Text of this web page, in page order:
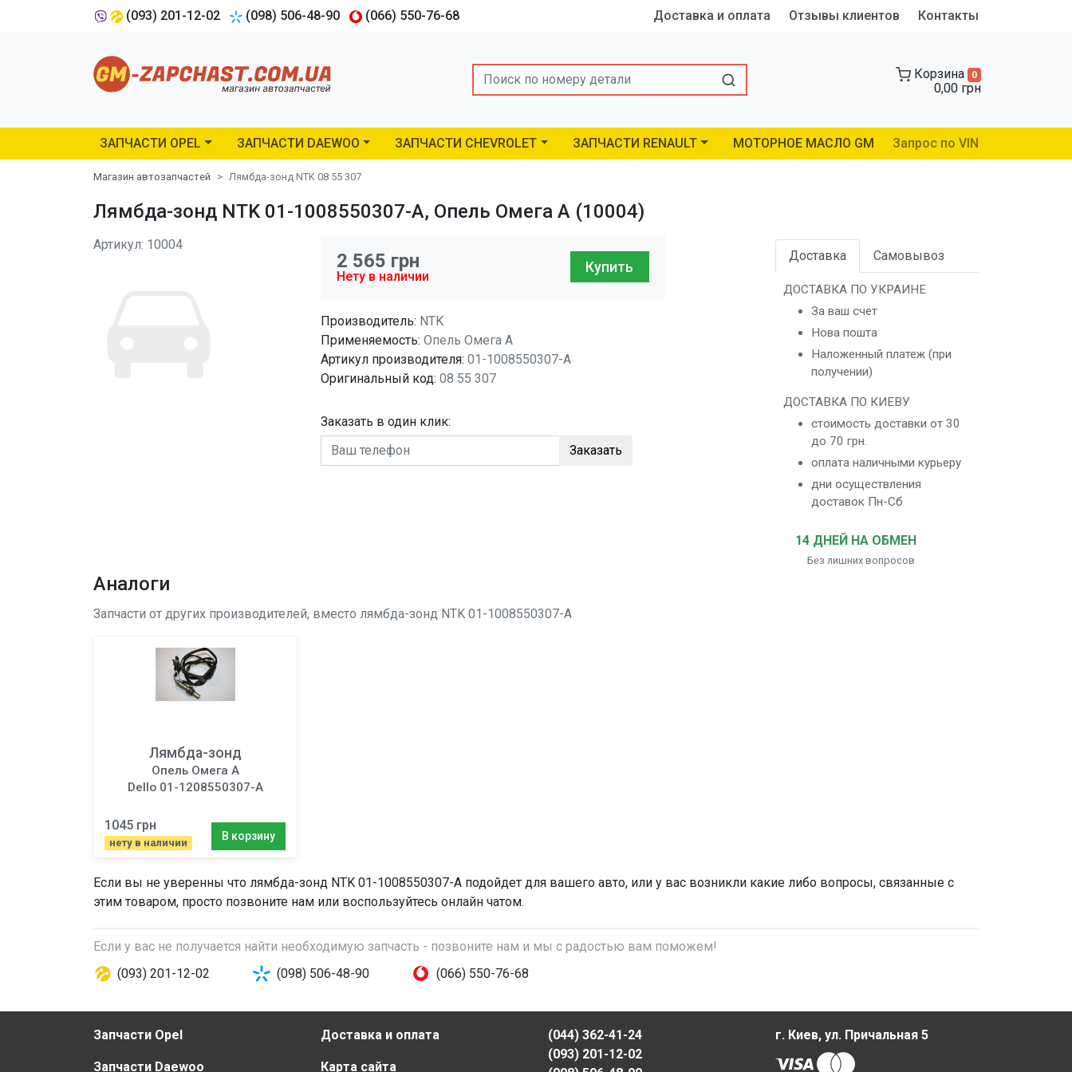
(093) 201-12-02 (098) 506-48-90 (066) 550-76-68 Доставка и оплата Отзывы клиентов Контакты
Search Корзина 0
0,00 грн
ЗАПЧАСТИ OPEL ЗАПЧАСТИ DAEWOO ЗАПЧАСТИ CHEVROLET ЗАПЧАСТИ RENAULT МОТОРНОЕ МАСЛО GM Запрос по VIN
Магазин автозапчастей Лямбда-зонд NTK 08 55 307
Лямбда-зонд NTK 01-1008550307-A, Опель Омега A (10004)
Артикул: 10004
2 565 грн
Нету в наличии
Купить
Производитель: NTK
Применяемость: Опель Омега A
Артикул производителя: 01-1008550307-A
Оригинальный код: 08 55 307
Заказать в один клик:
Заказать
Доставка Самовывоз
ДОСТАВКА ПО УКРАИНЕ
За ваш счет
Нова пошта
Наложенный платеж (при
получении)
ДОСТАВКА ПО КИЕВУ
стоимость доставки от 30
до 70 грн.
оплата наличными курьеру
дни осуществления
доставок Пн-Сб
14 ДНЕЙ НА ОБМЕН
Без лишних вопросов
Аналоги
Запчасти от других производителей, вместо лямбда-зонд NTK 01-1008550307-A
Лямбда-зонд
Опель Омега A
Dello 01-1208550307-A
1045 грн
нету в наличии
В корзину
Если вы не уверенны что лямбда-зонд NTK 01-1008550307-A подойдет для вашего авто, или у вас возникли какие либо вопросы, связанные с
этим товаром, просто позвоните нам или воспользуйтесь онлайн чатом.
Если у вас не получается найти необходимую запчасть - позвоните нам и мы с радостью вам поможем!
(093) 201-12-02
(098) 506-48-90 (066) 550-76-68
Запчасти Opel
Запчасти Daewoo
Доставка и оплата
Карта сайта
(044) 362-41-24
(093) 201-12-02
г. Киев, ул. Причальная 5